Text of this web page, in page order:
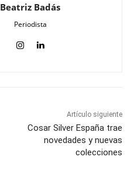
Beatriz Badás
Periodista
Artículo siguiente
Cosar Silver España trae
novedades y nuevas
colecciones